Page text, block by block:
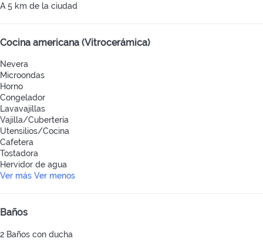
A 5 km de la ciudad
Cocina americana (Vitrocerámica)
Nevera
Microondas
Horno
Congelador
Lavavajillas
Vajilla/Cubertería
Utensilios/Cocina
Cafetera
Tostadora
Hervidor de agua
Ver más Ver menos
Baños
2 Baños con ducha